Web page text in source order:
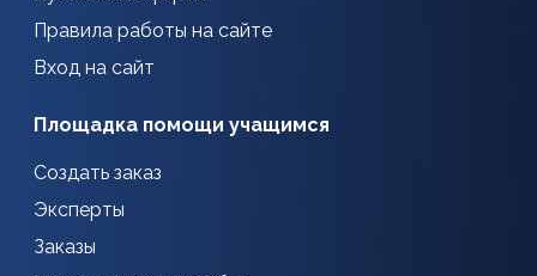
Правила работы на сайте
Вход на сайт
Площадка помощи учащимся
Создать заказ
Эксперты
Заказы